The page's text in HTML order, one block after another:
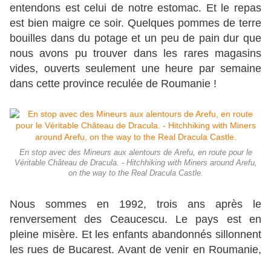
entendons est celui de notre estomac. Et le repas
est bien maigre ce soir. Quelques pommes de terre
bouilles dans du potage et un peu de pain dur que
nous avons pu trouver dans les rares magasins
vides, ouverts seulement une heure par semaine
dans cette province reculée de Roumanie !
En stop avec des Mineurs aux alentours de Arefu, en route pour le
Véritable Château de Dracula. - Hitchhiking with Miners around Arefu,
on the way to the Real Dracula Castle.
Nous sommes en 1992, trois ans après le
renversement des Ceaucescu. Le pays est en
pleine misère. Et les enfants abandonnés sillonnent
les rues de Bucarest. Avant de venir en Roumanie,